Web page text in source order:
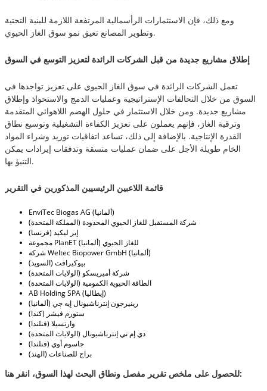
ومع ذلك، فإن الاستثمارات الرأسمالية المرتفعة اللازمة للبنية التحتية
وتطوير المصانع تعيق نمو سوق الغاز الحيوي.
إطلاق مشاريع جديدة من قبل الشركات الرائدة لتعزيز التوسع في السوق
تعمل الشركات الرائدة في سوق الغاز الحيوي على تعزيز تواجدها في
السوق من خلال التحالفات الإستراتيجية وعمليات الدمج والاستحواذ وإطلاق
مشاريع جديدة. ومن خلال الاستثمار في حلول الهضم اللاهوائي المتقدمة
وترقية الغاز، فإنهم يعملون على تعزيز الكفاءة التشغيلية وتوسيع نطاق
القدرة الإنتاجية. بالإضافة إلى ذلك، تساعد اتفاقيات توريد وشراء المواد
الخام طويلة الأجل على ضمان عمليات متسقة وتدفقات إيرادات يمكن
التنبؤ بها.
قائمة اللاعبين الرئيسيين المذكورين في التقرير
EnviTec Biogas AG (ألمانيا)
شركة المستقبل للغاز الحيوي المحدودة (المملكة المتحدة)
إير ليكيد (فرنسا)
مجموعة PlanET للغاز الحيوي (ألمانيا)
شركة Weltec Biopower GmbH (ألمانيا)
بيوكيرافت (السويد)
شركة أميريسكو (الولايات المتحدة)
الطاقة الحيوية الكمومية (الولايات المتحدة)
AB Holding SPA (إيطاليا)
رينيرجون إنترناشيونال إيه جي (ألمانيا)
ستورم فيشر (كندا)
وارتسيلا (فنلندا)
دي إم تي إنترناشيونال (الولايات المتحدة)
جاسوم أوي (فنلندا)
براج للصناعات (الهند)
للحصول على ملخص تقرير مفصل ونطاق البحث لهذا السوق، انقر هنا: